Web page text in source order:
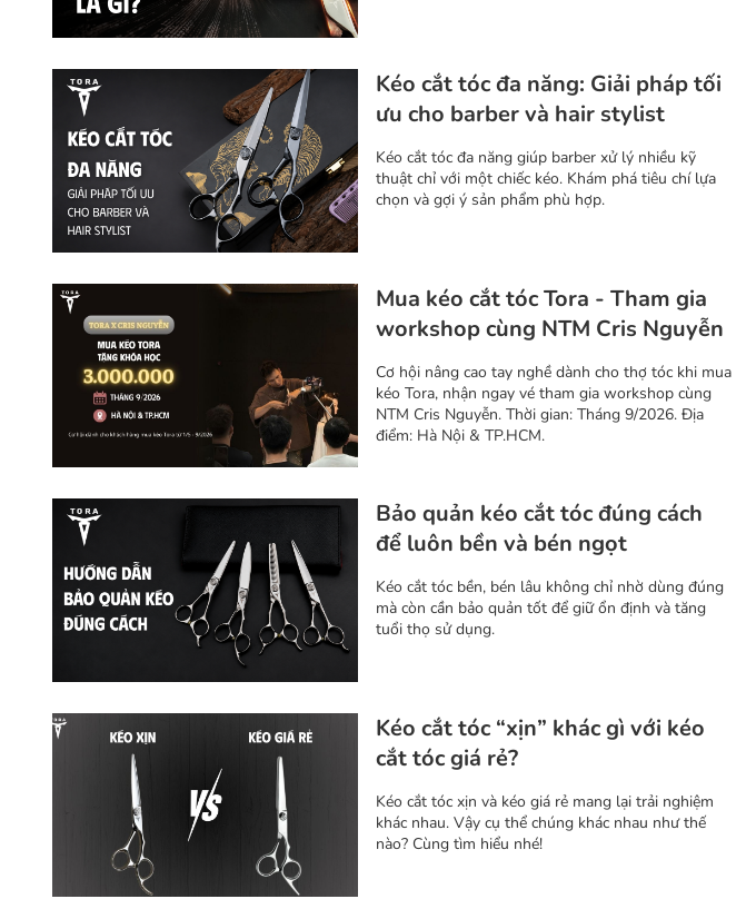
Kéo cắt tóc đa năng: Giải pháp tối
ưu cho barber và hair stylist
Kéo cắt tóc đa năng giúp barber xử lý nhiều kỹ
thuật chỉ với một chiếc kéo. Khám phá tiêu chí lựa
chọn và gợi ý sản phẩm phù hợp.
Mua kéo cắt tóc Tora - Tham gia
workshop cùng NTM Cris Nguyễn
Cơ hội nâng cao tay nghề dành cho thợ tóc khi mua
kéo Tora, nhận ngay vé tham gia workshop cùng
NTM Cris Nguyễn. Thời gian: Tháng 9/2026. Địa
điểm: Hà Nội & TP.HCM.
Bảo quản kéo cắt tóc đúng cách
để luôn bền và bén ngọt
Kéo cắt tóc bền, bén lâu không chỉ nhờ dùng đúng
mà còn cần bảo quản tốt để giữ ổn định và tăng
tuổi thọ sử dụng.
Kéo cắt tóc “xịn” khác gì với kéo
cắt tóc giá rẻ?
Kéo cắt tóc xịn và kéo giá rẻ mang lại trải nghiệm
khác nhau. Vậy cụ thể chúng khác nhau như thế
nào? Cùng tìm hiểu nhé!